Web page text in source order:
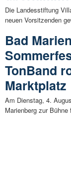
Die Landesstiftung
neuen Vorsitzenden
Bad
TonBand
Marktplatz
Am Dienstag, 4.
Marienberg zur